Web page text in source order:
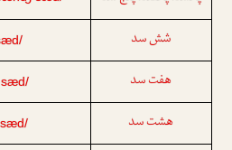
شش سد
هفت سد
هشت سد